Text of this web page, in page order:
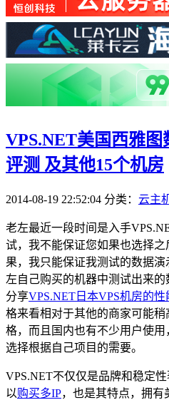
VPS.NET美国西雅
评测 及其他15个机房
2014-08-19 22:52:04 分类： 云主
老左最近一段时间是入手
试，我不能保证您如果也选择
果，我只能保证我测试的数据
左自己购买的机器中测试出来
分享VPS.NET日本VPS机房的性
格来看相对于其他的商家可能
格，而且国内也有不少用户使
选择根据自己项目的需要。
VPS.NET不仅仅是品牌和稳定
以购买多IP，也是其特点，拥有